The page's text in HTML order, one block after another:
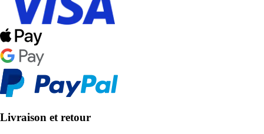
Livraison et retour